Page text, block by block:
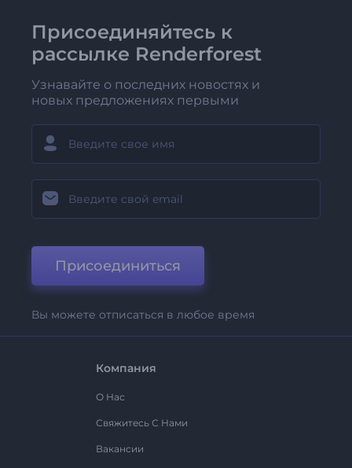
Присоединяйтесь к
рассылке Renderforest
Узнавайте о последних новостях и
новых предложениях первыми
Присоединиться
Вы можете отписаться в любое время
Компания
О Нас
Свяжитесь С Нами
Вакансии